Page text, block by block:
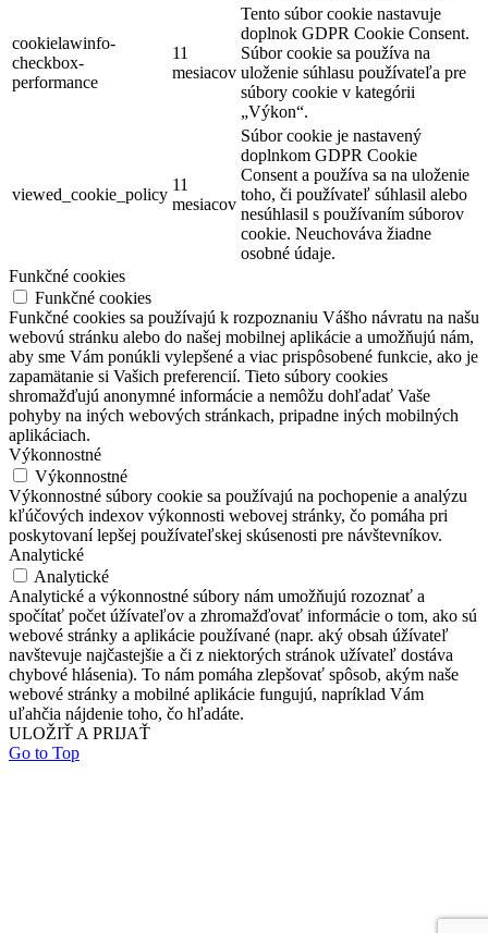
cookielawinfo-
checkbox-
performance
11
mesiacov
Tento súbor cookie nastavuje
doplnok GDPR Cookie Consent.
Súbor cookie sa používa na
uloženie súhlasu používateľa pre
súbory cookie v kategórii
„Výkon“.
viewed_cookie_policy
11
mesiacov
Súbor cookie je nastavený
doplnkom GDPR Cookie
Consent a používa sa na uloženie
toho, či používateľ súhlasil alebo
nesúhlasil s používaním súborov
cookie. Neuchováva žiadne
osobné údaje.
Funkčné cookies
Funkčné cookies
Funkčné cookies sa používajú k rozpoznaniu Vášho návratu na našu
webovú stránku alebo do našej mobilnej aplikácie a umožňujú nám,
aby sme Vám ponúkli vylepšené a viac prispôsobené funkcie, ako je
zapamätanie si Vašich preferencií. Tieto súbory cookies
shromažďujú anonymné informácie a nemôžu dohľadať Vaše
pohyby na iných webových stránkach, pripadne iných mobilných
aplikáciach.
Výkonnostné
Výkonnostné
Výkonnostné súbory cookie sa používajú na pochopenie a analýzu
kľúčových indexov výkonnosti webovej stránky, čo pomáha pri
poskytovaní lepšej používateľskej skúsenosti pre návštevníkov.
Analytické
Analytické
Analytické a výkonnostné súbory nám umožňujú rozoznať a
spočítať počet úžívateľov a zhromažďovať informácie o tom, ako sú
webové stránky a aplikácie používané (napr. aký obsah úžívateľ
navštevuje najčastejšie a či z niektorých stránok užívateľ dostáva
chybové hlásenia). To nám pomáha zlepšovať spôsob, akým naše
webové stránky a mobilné aplikácie fungujú, napríklad Vám
uľahčia nájdenie toho, čo hľadáte.
ULOŽIŤ A PRIJAŤ
Go to Top